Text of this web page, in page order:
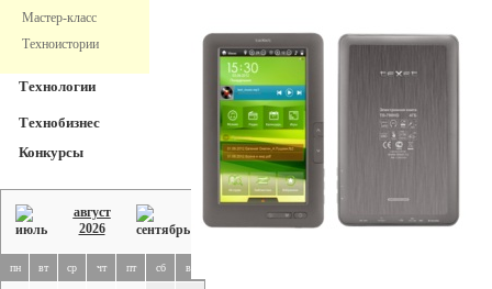
Мастер-класс
Техноистории
Технологии
Технобизнес
Конкурсы
август
2026
пн вт ср чт пт сб вс